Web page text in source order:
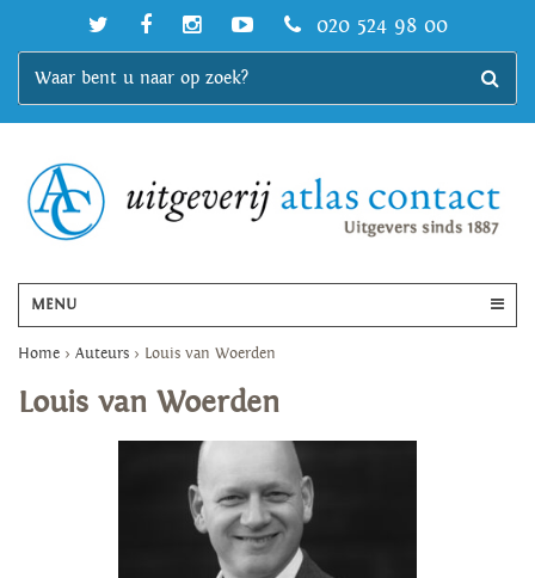
020 524 98 00
MENU
Home > Auteurs > Louis van Woerden
Louis van Woerden